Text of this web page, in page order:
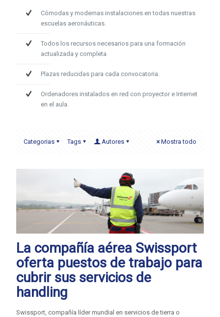
Cómodas y modernas instalaciones en todas nuestras
escuelas aeronáuticas.
Todos los recursos necesarios para una formación
actualizada y completa
Plazas reducidas para cada convocatoria.
Ordenadores instalados en red con proyector e Internet
en el aula.
Categorias Tags Autores Mostra todo
La compañía aérea Swissport
oferta puestos de trabajo para
cubrir sus servicios de
handling
Swissport, compañía líder mundial en servicios de tierra o